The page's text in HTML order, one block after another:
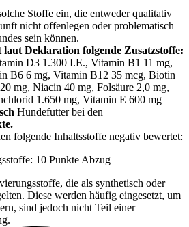
Stoffe ein, die entweder qualitativ
nicht offenlegen oder problematisch
sein können.
Deklaration folgende Zusatzstoffe:
D3 1.300 I.E., Vitamin B1 11 mg,
B6 6 mg, Vitamin B12 35 mcg, Biotin
mg, Niacin 40 mg, Folsäure 2,0 mg,
1.650 mg, Vitamin E 600 mg
Hundefutter bei den
folgende Inhaltsstoffe negativ bewertet:
10 Punkte Abzug
die als synthetisch oder
Diese werden häufig eingesetzt, um
sind jedoch nicht Teil einer